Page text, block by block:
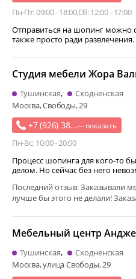
Пн-Пт: 09:00 - 18:00Сб: 12:00 - 17:00
Отправиться на шопинг можно
также просто ради
+7 (926) 38...— показать
Пн-Вс: 10:00 - 20:00
Студия мебели Жора
Тушинская
Сходненская
Москва, Свободы, 29
Процесс шопинга для кого-то
делом. Но сейчас без него
Последний отзыв: Заказывали
лучше бы этого не делали!
Мебельный центр
Тушинская
Сходненская
Москва, улица Свободы, 29